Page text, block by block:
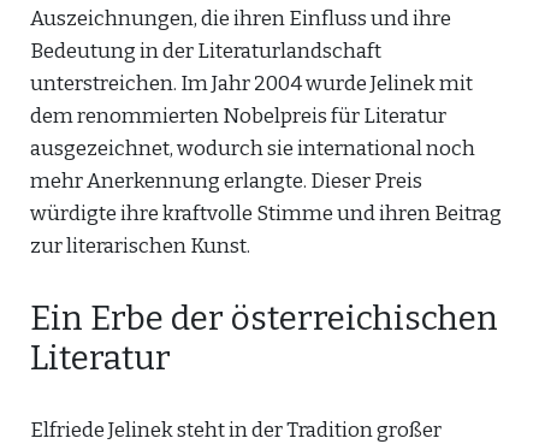
Auszeichnungen, die ihren Einfluss und ihre
Bedeutung in der Literaturlandschaft
unterstreichen. Im Jahr 2004 wurde Jelinek mit
dem renommierten Nobelpreis für Literatur
ausgezeichnet, wodurch sie international noch
mehr Anerkennung erlangte. Dieser Preis
würdigte ihre kraftvolle Stimme und ihren Beitrag
zur literarischen Kunst.
Ein Erbe der österreichischen
Literatur
Elfriede Jelinek steht in der Tradition großer